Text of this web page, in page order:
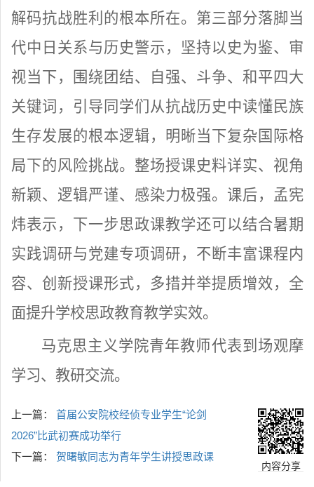
解码抗战胜利的根本所在。第三部分落脚当
代中日关系与历史警示，坚持以史为鉴、审
视当下，围绕团结、自强、斗争、和平四大
关键词，引导同学们从抗战历史中读懂民族
生存发展的根本逻辑，明晰当下复杂国际格
局下的风险挑战。整场授课史料详实、视角
新颖、逻辑严谨、感染力极强。课后，孟宪
炜表示，下一步思政课教学还可以结合暑期
实践调研与党建专项调研，不断丰富课程内
容、创新授课形式，多措并举提质增效，全
面提升学校思政教育教学实效。
马克思主义学院青年教师代表到场观摩
学习、教研交流。
上一篇： 首届公安院校经侦专业学生“论剑
2026”比武初赛成功举行
下一篇： 贺曙敏同志为青年学生讲授思政课
内容分享